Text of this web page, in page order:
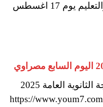
الطلاب في مديريات التربية والتعليم يوم 17 اغسطس
كما يمكنكم الاستعلام عن نتيجة الثانوية العامة 2025
في موقع اليوم السابع التالي https://www.youm7.com